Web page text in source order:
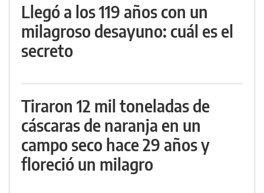
Llegó a los 119 años con un
milagroso desayuno: cuál es el
secreto
Tiraron 12 mil toneladas de
cáscaras de naranja en un
campo seco hace 29 años y
floreció un milagro